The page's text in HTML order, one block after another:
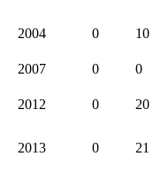
2004 0 10
2007 0 0
2012 0 20
2013 0 21